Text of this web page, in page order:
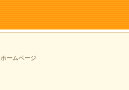
ホームページ